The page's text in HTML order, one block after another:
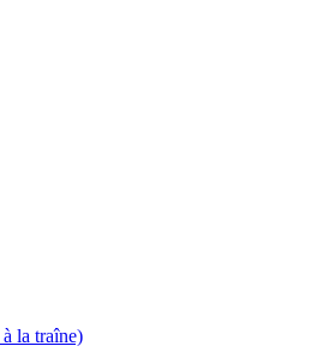
la traîne)